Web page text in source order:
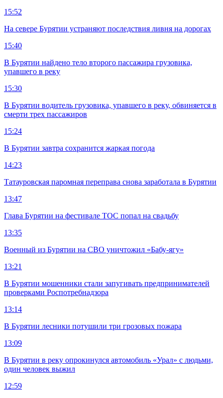
15:52
На севере Бурятии устраняют последствия ливня на дорогах
15:40
В Бурятии найдено тело второго пассажира грузовика,
упавшего в реку
15:30
В Бурятии водитель грузовика, упавшего в реку, обвиняется в
смерти трех пассажиров
15:24
В Бурятии завтра сохранится жаркая погода
14:23
Татауровская паромная переправа снова заработала в Бурятии
13:47
Глава Бурятии на фестивале ТОС попал на свадьбу
13:35
Военный из Бурятии на СВО уничтожил «Бабу-ягу»
13:21
В Бурятии мошенники стали запугивать предпринимателей
проверками Роспотребнадзора
13:14
В Бурятии лесники потушили три грозовых пожара
13:09
В Бурятии в реку опрокинулся автомобиль «Урал» с людьми,
один человек выжил
12:59